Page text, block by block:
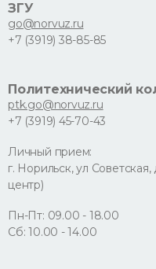
ЗГУ
go@norvuz.ru
+7 (3919) 38-85-85
Политехнический
ptk.go@norvuz.ru
+7 (3919) 45-70-43
Личный прием:
г. Норильск, ул
центр)
Пн-Пт: 09.00 - 18.00
Сб: 10.00 - 14.00